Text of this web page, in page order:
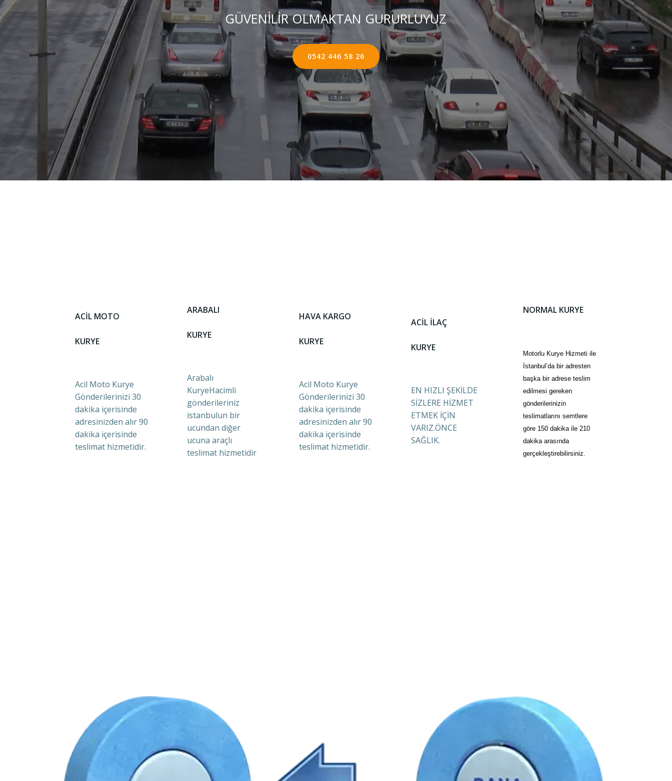
GÜVENİLİR OLMAKTAN GURURLUYUZ
0542 446 58 26
ACİL MOTO
KURYE
Acil Moto Kurye
Gönderilerinizi 30
dakika içerisinde
adresinizden alır 90
dakika içerisinde
teslimat hizmetidir.
ARABALI
KURYE
Arabalı
KuryeHacimli
gönderileriniz
istanbulun bir
ucundan diğer
ucuna araçlı
teslimat hizmetidir
HAVA KARGO
KURYE
Acil Moto Kurye
Gönderilerinizi 30
dakika içerisinde
adresinizden alır 90
dakika içerisinde
teslimat hizmetidir.
ACİL İLAÇ
KURYE
EN HIZLI ŞEKİLDE
SİZLERE HİZMET
ETMEK İÇİN
VARIZ.ÖNCE
SAĞLIK.
NORMAL KURYE
Motorlu Kurye Hizmeti ile
İstanbul’da bir adresten
başka bir adrese teslim
edilmesi gereken
gönderilerinizin
teslimatlarını semtlere
göre 150 dakika ile 210
dakika arasında
gerçekleştirebilirsiniz.